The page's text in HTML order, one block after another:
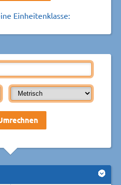
Einheitenklasse: